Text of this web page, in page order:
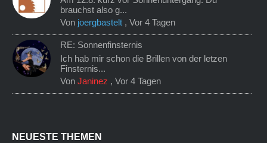
brauchst also g...
Von joergbastelt ,Vor 4 Tagen
RE: Sonnenfinsternis
Ich hab mir schon die Brillen von der letzen
Finsternis...
VonJaninez ,Vor 4 Tagen
NEUESTE THEMEN